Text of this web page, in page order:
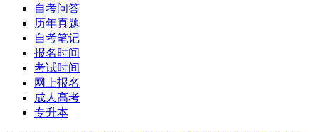
自考问答
历年真题
自考笔记
报名时间
考试时间
网上报名
成人高考
专升本